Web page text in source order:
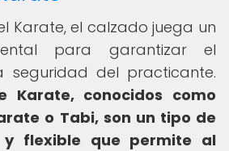
Karate, el calzado juega un
para garantizar el
seguridad del practicante.
Karate, conocidos como
o Tabi, son un tipo de
y flexible que permite al